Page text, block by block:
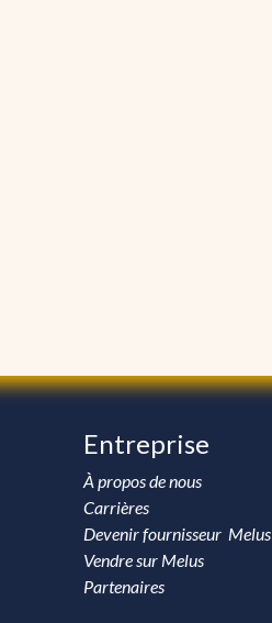
Entreprise
À propos de nous
Carrières
Devenir fournisseur Melus
Vendre sur Melus
Partenaires